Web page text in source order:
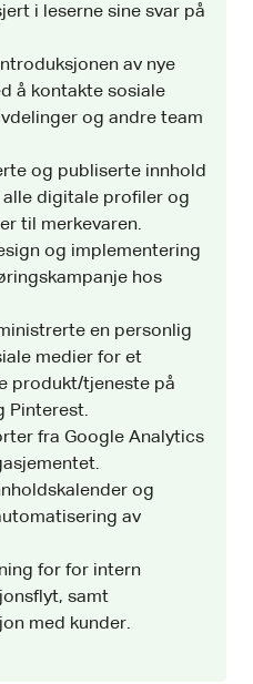
i leserne sine svar på
av nye
å kontakte sosiale
og andre team
og publiserte innhold
alle digitale profiler og
til merkevaren.
og implementering
hos
en personlig
medier for et
produkt/tjeneste på
Pinterest.
fra Google Analytics
og
av
for for intern
samt
med kunder.